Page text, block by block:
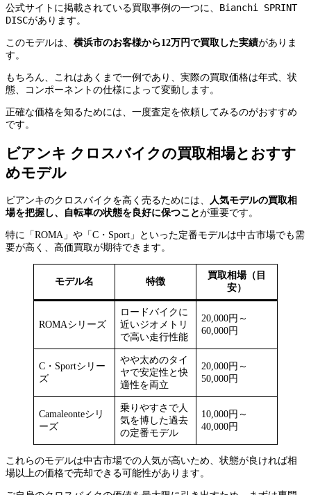
公式サイトに掲載されている買取事例の一つに、 Bianchi SPRINT
DISCがあります。
このモデルは、 横浜市のお客様から12万円で買取した実績がありま
す。
もちろん、これはあくまで一例であり、実際の買取価格は年式、状
態、コンポーネントの仕様によって変動します。
正確な価格を知るためには、一度査定を依頼してみるのがおすすめ
です。
ビアンキ クロスバイクの買取相場とおすす
めモデル
ビアンキのクロスバイクを高く売るためには、
人気モデルの買取相
場を把握し、自転車の状態を良好に保つことが重要です。
特に「ROMA」や「C・Sport」といった定番モデルは中古市場でも需
要が高く、高価買取が期待できます。
モデル名 特徴
買取相場（目
安）
ROMAシリーズ
ロードバイクに
近いジオメトリ
で高い走行性能
20,000円～
60,000円
C・Sportシリー
ズ
やや太めのタイ
ヤで安定性と快
適性を両立
20,000円～
50,000円
Camaleonteシリ
ーズ
乗りやすさで人
気を博した過去
の定番モデル
10,000円～
40,000円
これらのモデルは中古市場での人気が高いため、状態が良ければ相
場以上の価格で売却できる可能性があります。